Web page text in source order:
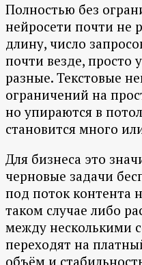
Полностью без
нейросети почти не
длину, число
почти везде, просто
разные. Текстовые
ограничений на
но упираются в
становится много
Для бизнеса это
черновые задачи
под поток контента
таком случае либо
между несколькими
переходят на
объём и